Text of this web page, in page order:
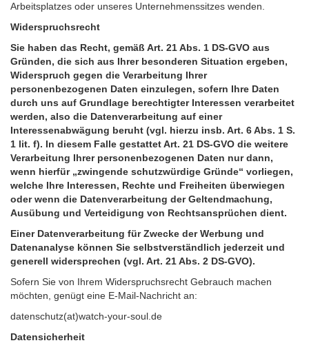
Arbeitsplatzes oder unseres Unternehmenssitzes wenden.
Widerspruchsrecht
Sie haben das Recht, gemäß Art. 21 Abs. 1 DS-GVO aus
Gründen, die sich aus Ihrer besonderen Situation ergeben,
Widerspruch gegen die Verarbeitung Ihrer
personenbezogenen Daten einzulegen, sofern Ihre Daten
durch uns auf Grundlage berechtigter Interessen verarbeitet
werden, also die Datenverarbeitung auf einer
Interessenabwägung beruht (vgl. hierzu insb. Art. 6 Abs. 1 S.
1 lit. f). In diesem Falle gestattet Art. 21 DS-GVO die weitere
Verarbeitung Ihrer personenbezogenen Daten nur dann,
wenn hierfür „zwingende schutzwürdige Gründe“ vorliegen,
welche Ihre Interessen, Rechte und Freiheiten überwiegen
oder wenn die Datenverarbeitung der Geltendmachung,
Ausübung und Verteidigung von Rechtsansprüchen dient.
Einer Datenverarbeitung für Zwecke der Werbung und
Datenanalyse können Sie selbstverständlich jederzeit und
generell widersprechen (vgl. Art. 21 Abs. 2 DS-GVO).
Sofern Sie von Ihrem Widerspruchsrecht Gebrauch machen
möchten, genügt eine E-Mail-Nachricht an:
datenschutz(at)watch-your-soul.de
Datensicherheit